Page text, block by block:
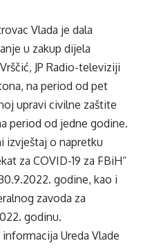
Vlada je dala
u zakup dijela
JP Radio-televiziji
na period od pet
upravi civilne zaštite
period od jedne godine.
izvještaj o napretku
za COVID-19 za FBiH“
godine, kao i
zavoda za
godinu.
Ureda Vlade